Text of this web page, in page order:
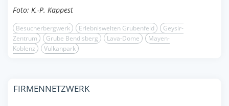
Foto: K.-P. Kappest
Besucherbergwerk Erlebniswelten Grubenfeld
Geysir-
Zentrum
Grube Bendisberg Lava-Dome
Mayen-
Koblenz
Vulkanpark
FIRMENNETZWERK